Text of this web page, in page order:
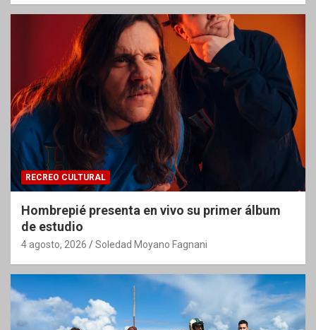
RECREO CULTURAL
Hombrepié presenta en vivo su primer álbum
de estudio
4 agosto, 2026 Soledad Moyano Fagnani